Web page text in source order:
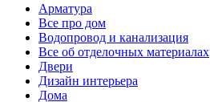
Арматура
Все про дом
Водопровод и канализация
Все об отделочных материалах
Двери
Дизайн интерьера
Дома